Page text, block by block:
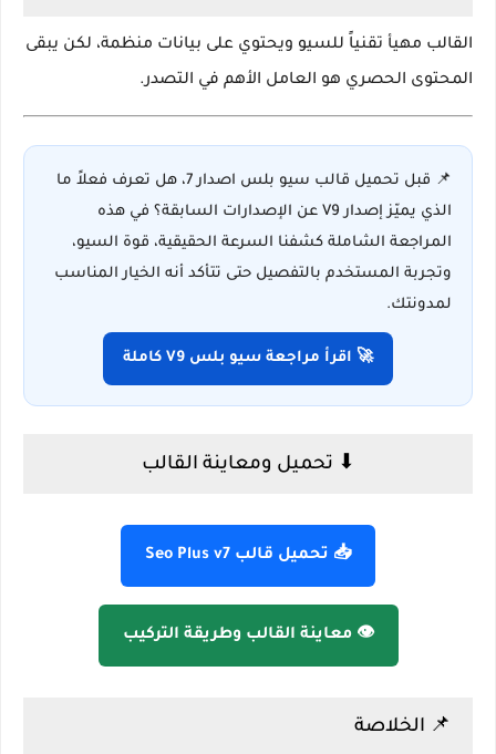
القالب مهيأ تقنياً للسيو ويحتوي على بيانات منظمة، لكن يبقى
المحتوى الحصري هو العامل الأهم في التصدر.
📌 قبل تحميل قالب سيو بلس اصدار 7، هل تعرف فعلاً ما
الذي يميّز إصدار V9 عن الإصدارات السابقة؟ في هذه
المراجعة الشاملة كشفنا السرعة الحقيقية، قوة السيو،
وتجربة المستخدم بالتفصيل حتى تتأكد أنه الخيار المناسب
لمدونتك.
🚀 اقرأ مراجعة سيو بلس V9 كاملة
⬇ تحميل ومعاينة القالب
📥 تحميل قالب Seo Plus v7
👁️ معاينة القالب وطريقة التركيب
📌 الخلاصة